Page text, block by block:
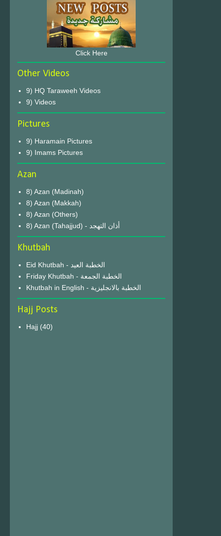
Click Here
Other Videos
9) HQ Taraweeh Videos
9) Videos
Pictures
9) Haramain Pictures
9) Imams Pictures
Azan
8) Azan (Madinah)
8) Azan (Makkah)
8) Azan (Others)
8) Azan (Tahajjud) - أذان التهجد
Khutbah
Eid Khutbah - الخطبة العيد
Friday Khutbah - الخطبة الجمعة
Khutbah in English - الخطبة بالانجليزية
Hajj Posts
Hajj (40)